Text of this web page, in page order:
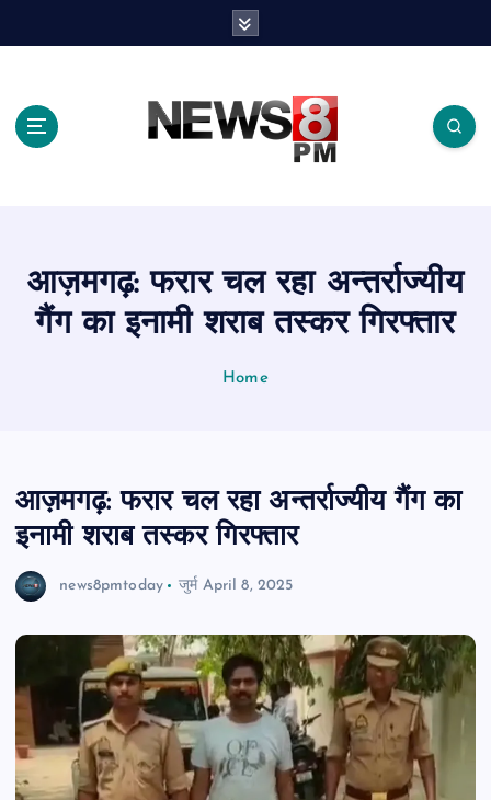
आज़मगढ़: फरार चल रहा अन्तर्राज्यीय
गैंग का इनामी शराब तस्कर गिरफ्तार
Home
आज़मगढ़: फरार चल रहा अन्तर्राज्यीय गैंग का
इनामी शराब तस्कर गिरफ्तार
news8pmtoday जुर्म April 8, 2025